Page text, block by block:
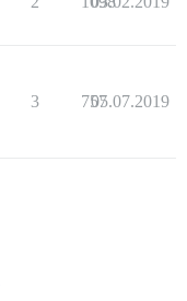
3 757
05.07.2019